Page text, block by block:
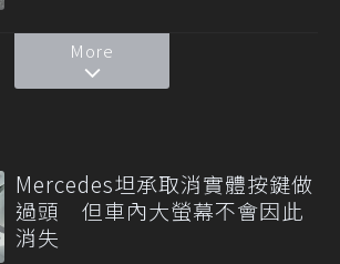
More
Mercedes坦承取消實體按鍵做
過頭 但車內大螢幕不會因此
消失